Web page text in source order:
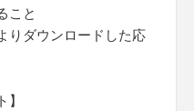
こと
りダウンロードした応